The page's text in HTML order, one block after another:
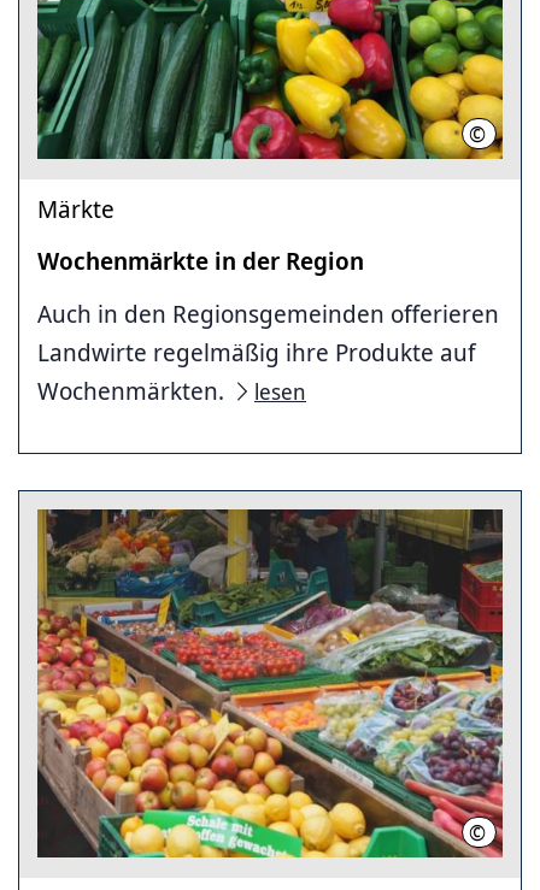
©
Märkte
Wochenmärkte in der Region
Auch in den Regionsgemeinden offerieren
Landwirte regelmäßig ihre Produkte auf
Wochenmärkten.
lesen
© LHH